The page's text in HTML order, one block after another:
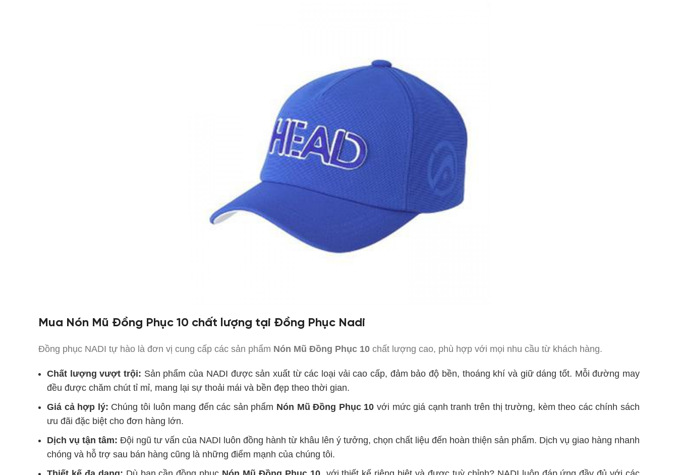
Mua Nón Mũ Đồng Phục 10 chất lượng tại Đồng Phục Nadi
Đồng phục NADI tự hào là đơn vị cung cấp các sản phẩm Nón Mũ Đồng Phục 10 chất lượng cao, phù hợp với mọi nhu cầu từ khách hàng.
Chất lượng vượt trội: Sản phẩmcủa NADI được sản xuất từ các loại vải cao cấp, đảm bảo độ bền, thoáng khí và giữ dáng tốt. Mỗi đường may
đều được chăm chút tỉ mỉ, mang lại sự thoải mái và bền đẹp theo thời gian.
Giá cả hợp lý: Chúng tôi luôn mang đến các sản phẩm Nón Mũ Đồng Phục 10 với mức giá cạnh tranh trên thị trường, kèm theo các chính sách
ưu đãi đặc biệt cho đơn hàng lớn.
Dịch vụ tận tâm: Đội ngũ tư vấn của NADI luôn đồng hành từ khâu lên ý tưởng, chọn chất liệu đến hoàn thiện sản phẩm. Dịch vụ giao hàng nhanh
chóng và hỗ trợ sau bán hàng cũng là những điểm mạnh của chúng tôi.